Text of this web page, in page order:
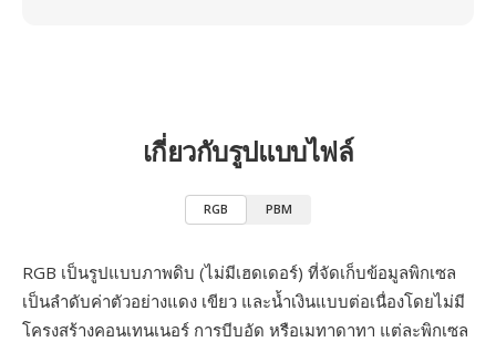
เกี่ยวกับรูปแบบไฟล์
RGB PBM
RGB เป็นรูปแบบภาพดิบ (ไม่มีเฮดเดอร์) ที่จัดเก็บข้อมูลพิกเซล
เป็นลำดับค่าตัวอย่างแดง เขียว และน้ำเงินแบบต่อเนื่องโดยไม่มี
โครงสร้างคอนเทนเนอร์ การบีบอัด หรือเมทาดาทา แต่ละพิกเซล